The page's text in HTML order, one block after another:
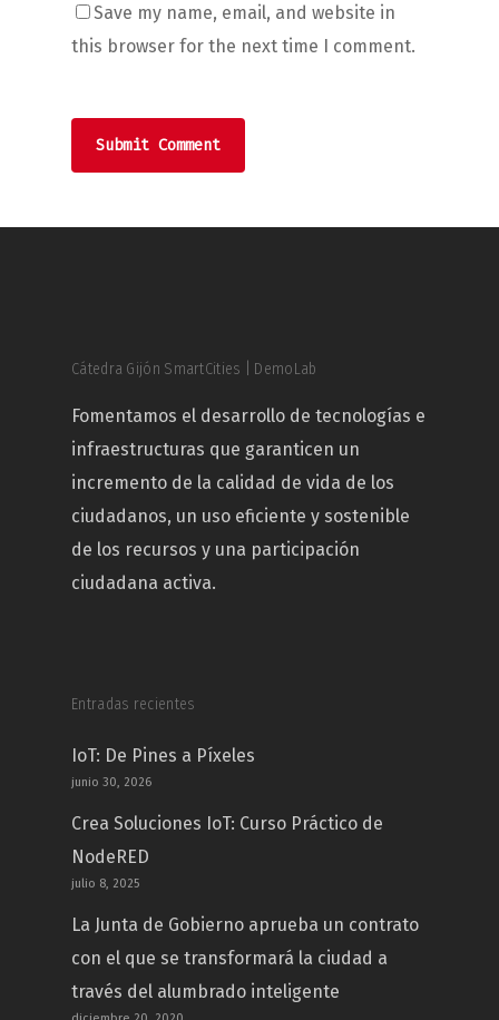
Save my name, email, and website in
this browser for the next time I comment.
Cátedra Gijón SmartCities | DemoLab
Fomentamos el desarrollo de tecnologías e
infraestructuras que garanticen un
incremento de la calidad de vida de los
ciudadanos, un uso eficiente y sostenible
de los recursos y una participación
ciudadana activa.
Entradas recientes
IoT: De Pines a Píxeles
junio 30, 2026
Crea Soluciones IoT: Curso Práctico de
NodeRED
julio 8, 2025
La Junta de Gobierno aprueba un contrato
con el que se transformará la ciudad a
través del alumbrado inteligente